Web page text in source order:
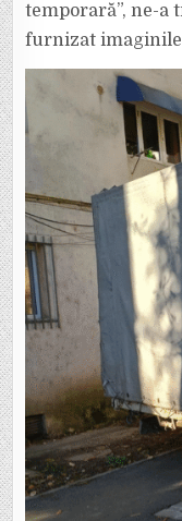
temporară”, ne-a
furnizat imaginile